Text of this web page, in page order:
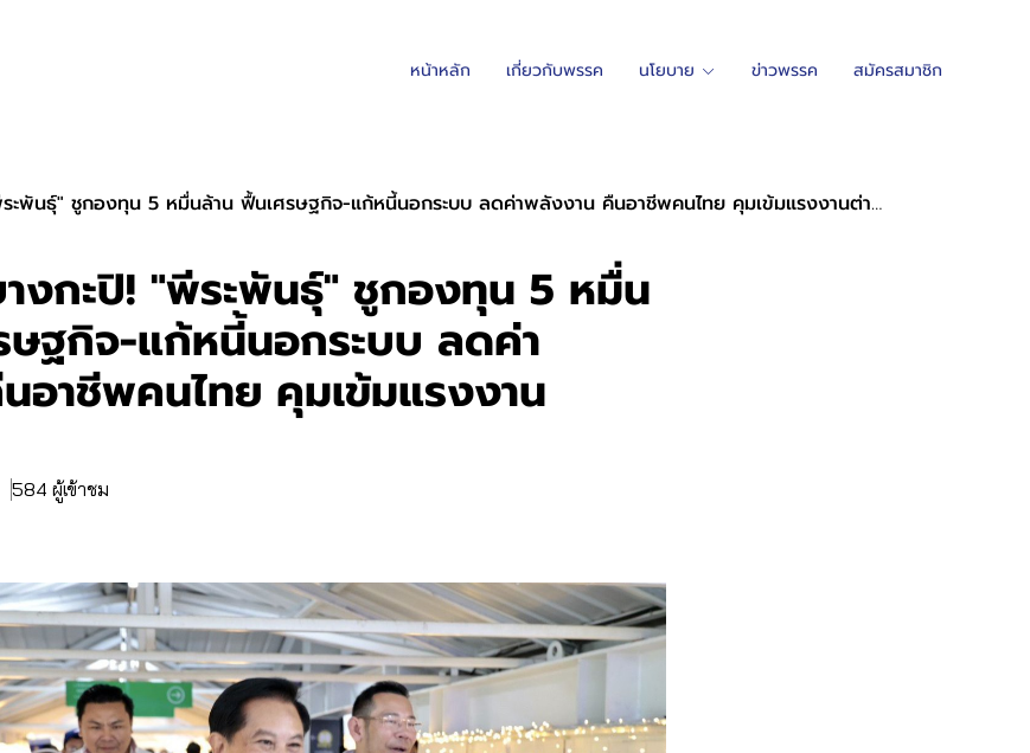
หน้าหลัก เกี่ยวกับพรรค นโยบาย ข่าวพรรค สมัครสมาชิก
พันธุ์" ชูกองทุน 5 หมื่นล้าน ฟื้นเศรษฐกิจ-แก้หนี้นอกระบบ ลดค่าพลังงาน คืนอาชีพคนไทย คุมเข้มแรงงานต่างด้าว
งกะปิ! "พีระพันธุ์" ชูกองทุน 5 หมื่น
ษฐกิจ-แก้หนี้นอกระบบ ลดค่า
อาชีพคนไทย คุมเข้มแรงงาน
584 ผู้เข้าชม